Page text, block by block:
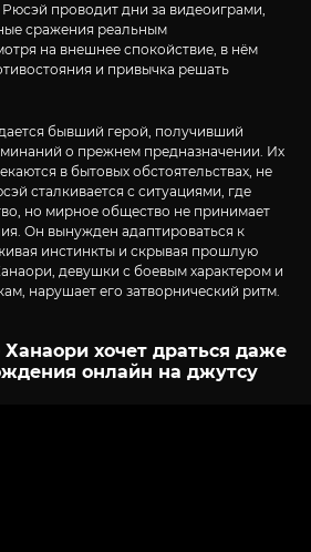
проводит дни за видеоиграми,
сражения реальным
на внешнее спокойствие, в нём
и привычка решать
бывший герой, получивший
о прежнем предназначении. Их
в бытовых обстоятельствах, не
сталкивается с ситуациями, где
но мирное общество не принимает
Он вынужден адаптироваться к
инстинкты и скрывая прошлую
девушки с боевым характером и
нарушает его затворнический ритм.
хочет драться даже
онлайн на джутсу